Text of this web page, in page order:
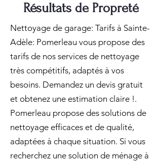
Résultats de Propreté
Nettoyage de garage: Tarifs à Sainte-
Adèle: Pomerleau vous propose des
tarifs de nos services de nettoyage
très compétitifs, adaptés à vos
besoins. Demandez un devis gratuit
et obtenez une estimation claire !.
Pomerleau propose des solutions de
nettoyage efficaces et de qualité,
adaptées à chaque situation. Si vous
recherchez une solution de ménage à